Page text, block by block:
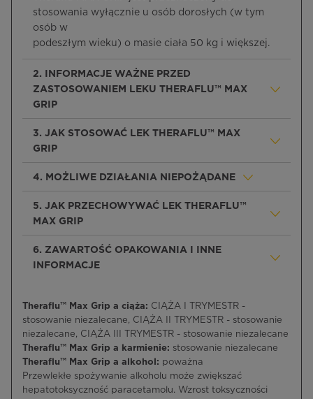
stosowania wyłącznie u osób dorosłych (w tym
osób w
podeszłym wieku) o masie ciała 50 kg i większej.
2. INFORMACJE WAŻNE PRZED
ZASTOSOWANIEM LEKU THERAFLU™ MAX
GRIP
3. JAK STOSOWAĆ LEK THERAFLU™ MAX
GRIP
4. MOŻLIWE DZIAŁANIA NIEPOŻĄDANE
5. JAK PRZECHOWYWAĆ LEK THERAFLU™
MAX GRIP
6. ZAWARTOŚĆ OPAKOWANIA I INNE
INFORMACJE
Theraflu™ Max Grip a ciąża: CIĄŻA I TRYMESTR -
stosowanie niezalecane, CIĄŻA II TRYMESTR - stosowanie
niezalecane, CIĄŻA III TRYMESTR - stosowanie niezalecane
Theraflu™ Max Grip a karmienie: stosowanie niezalecane
Theraflu™ Max Grip a alkohol: poważna
Przewlekłe spożywanie alkoholu może zwiększać
hepatotoksyczność paracetamolu. Wzrost toksyczności